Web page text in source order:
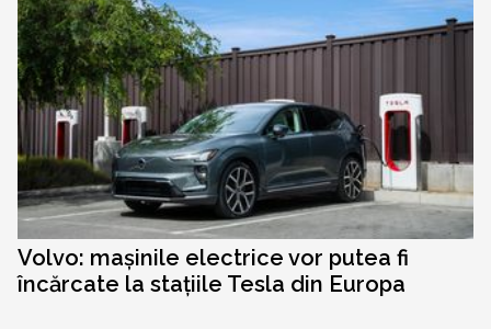
Volvo: mașinile electrice vor putea fi
încărcate la stațiile Tesla din Europa